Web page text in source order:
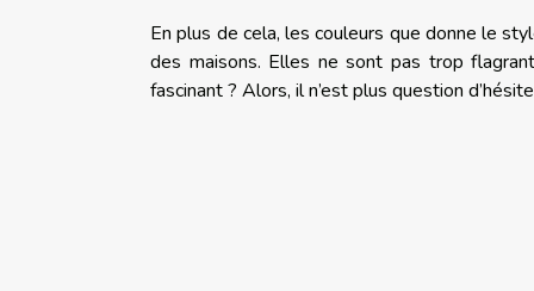
En plus de cela, les couleurs que donne le
des maisons. Elles ne sont pas trop
fascinant ? Alors, il n’est plus question